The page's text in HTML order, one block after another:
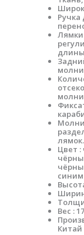
Ручка
Лямки
длины
лямок.
Цвет
синим
Вес :
Китай